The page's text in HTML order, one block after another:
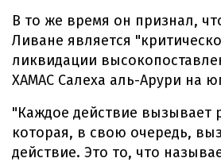
В то же время он признал,
Ливане является
ликвидации
ХАМАС Салеха аль-Арури на
"Каждое действие вызывает
которая, в свою очередь,
действие. Это то, что